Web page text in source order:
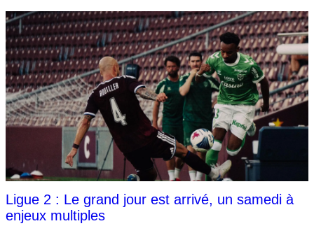
Ligue 2 : Le grand jour est arrivé, un samedi à
enjeux multiples